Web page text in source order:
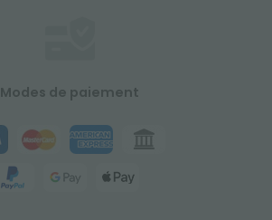
Modes de paiement